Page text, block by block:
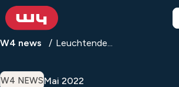
W4 news Leuchtende...
W4 NEWSMai 2022